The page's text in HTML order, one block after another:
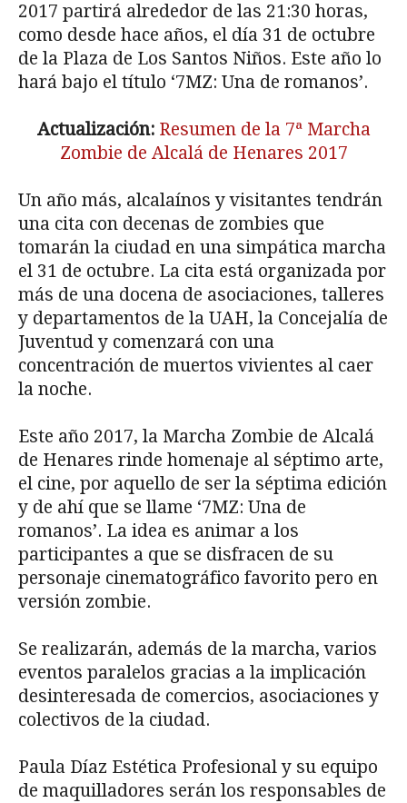
2017 partirá alrededor de las 21:30 horas,
como desde hace años, el día 31 de octubre
de la Plaza de Los Santos Niños. Este año lo
hará bajo el título ‘7MZ: Una de romanos’.
Actualización: Resumen de la 7ª Marcha
Zombie de Alcalá de Henares 2017
Un año más, alcalaínos y visitantes tendrán
una cita con decenas de zombies que
tomarán la ciudad en una simpática marcha
el 31 de octubre. La cita está organizada por
más de una docena de asociaciones, talleres
y departamentos de la UAH, la Concejalía de
Juventud y comenzará con una
concentración de muertos vivientes al caer
la noche.
Este año 2017, la Marcha Zombie de Alcalá
de Henares rinde homenaje al séptimo arte,
el cine, por aquello de ser la séptima edición
y de ahí que se llame ‘7MZ: Una de
romanos’. La idea es animar a los
participantes a que se disfracen de su
personaje cinematográfico favorito pero en
versión zombie.
Se realizarán, además de la marcha, varios
eventos paralelos gracias a la implicación
desinteresada de comercios, asociaciones y
colectivos de la ciudad.
Paula Díaz Estética Profesional y su equipo
de maquilladores serán los responsables de